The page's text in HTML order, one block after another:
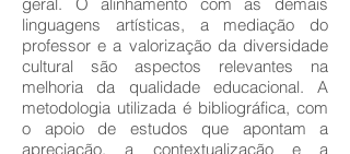
linguagens artísticas, a mediação do
professor e a valorização da diversidade
cultural são aspectos relevantes na
melhoria da qualidade educacional. A
metodologia utilizada é bibliográfica, com
o apoio de estudos que apontam a
apreciação, a contextualização e a